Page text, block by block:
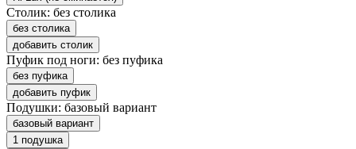
Столик: без столика
без столика
добавить столик
Пуфик под ноги: без пуфика
без пуфика
добавить пуфик
Подушки: базовый вариант
базовый вариант
1 подушка